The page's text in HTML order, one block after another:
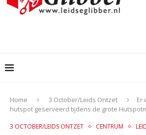
Home 3 October/Leids Ontzet
Er
hutspot geserveerd tijdens de grote
3 OCTOBER/LEIDS ONTZET CENTRUM